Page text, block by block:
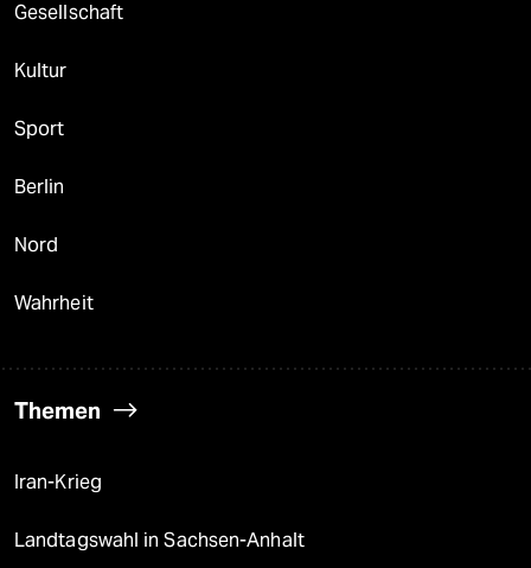
Gesellschaft
Kultur
Sport
Berlin
Nord
Wahrheit
Themen
Iran-Krieg
Landtagswahl in Sachsen-Anhalt